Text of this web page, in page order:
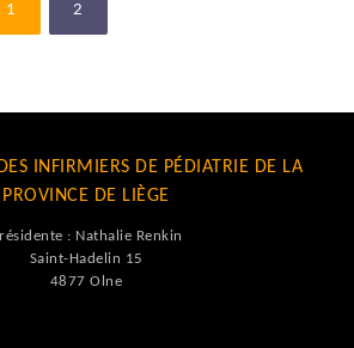
1 2
INFIRMIERS DE PÉDIATRIE DE LA
PROVINCE DE LIÈGE
: Nathalie Renkin
Saint-Hadelin 15
4877 Olne